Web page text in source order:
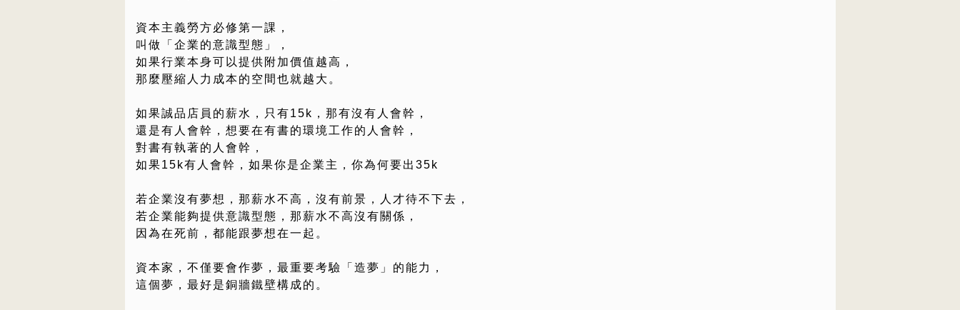
資本主義勞方必修第一課，
叫做「企業的意識型態」，
如果行業本身可以提供附加價值越高，
那麼壓縮人力成本的空間也就越大。
如果誠品店員的薪水，只有15k，那有沒有人會幹，
還是有人會幹，想要在有書的環境工作的人會幹，
對書有執著的人會幹，
如果15k有人會幹，如果你是企業主，你為何要出35k
若企業沒有夢想，那薪水不高，沒有前景，人才待不下去，
若企業能夠提供意識型態，那薪水不高沒有關係，
因為在死前，都能跟夢想在一起。
資本家，不僅要會作夢，最重要考驗「造夢」的能力，
這個夢，最好是銅牆鐵壁構成的。